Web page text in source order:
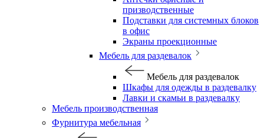
призводственные
Подставки для системных блоков
в офис
Экраны проекционные
Мебель для раздевалок
Мебель для раздевалок
Шкафы для одежды в раздевалку
Лавки и скамьи в раздевалку
Мебель производственная
Фурнитура мебельная